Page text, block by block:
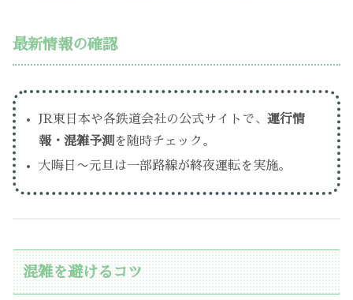
最新情報の確認
JR東日本や各鉄道会社の公式サイトで、運行情
報・混雑予測 を随時チェック。
大晦日〜元旦は一部路線が終夜運転を実施。
混雑を避けるコツ